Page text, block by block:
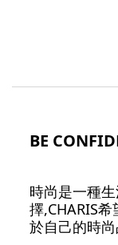
BE
時尚是一種
擇,CHARIS
於自己的時